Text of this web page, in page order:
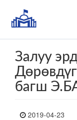
Залуу
багш
2019-04-23